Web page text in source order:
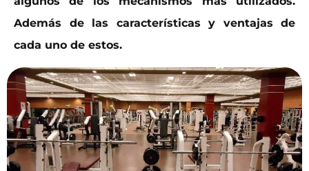
Además de las características y ventajas de
cada uno de estos.